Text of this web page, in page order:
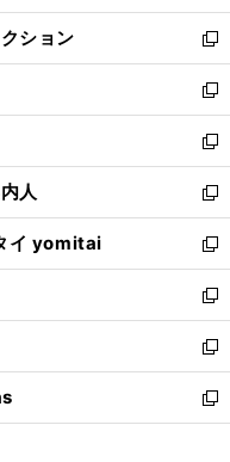
開
く
ウ
で
開
く
ン
ド
ウ
で
開
く
ウ
ィ
ン
ド
ウ
で
開
く
ション
新
し
い
ウ
ィ
ン
ド
ウ
で
開
く
新
し
い
ウ
ィ
ン
ド
ウ
で
開
く
新
し
い
ウ
ィ
ン
ド
ウ
で
開
く
人
新
し
い
ウ
ィ
ン
ド
ウ
で
開
イ yomitai
新
し
い
ウ
ィ
ン
ド
ウ
新
し
い
ウ
ィ
ン
新
し
い
ウ
新
し